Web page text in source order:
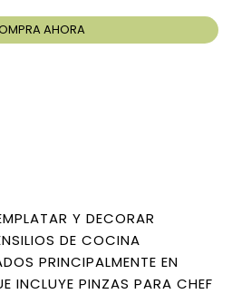
AHORA
Y DECORAR
DE COCINA
PRINCIPALMENTE EN
INCLUYE PINZAS PARA CHEF